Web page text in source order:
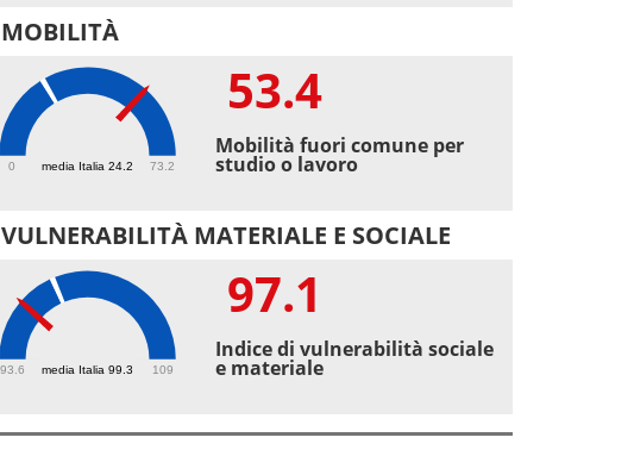
media Italia 24.2
0 73.2
53.4
Mobilità fuori comune per
studio o lavoro
MATERIALE E SOCIALE
media Italia 99.3
93.6 109
97.1
Indice di vulnerabilità sociale
e materiale